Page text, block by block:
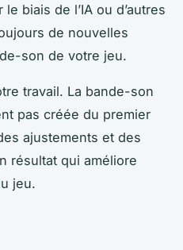
biais de l’IA ou d’autres
de nouvelles
son de votre jeu.
travail. La bande-son
pas créée du premier
ajustements et des
résultat qui améliore
jeu.